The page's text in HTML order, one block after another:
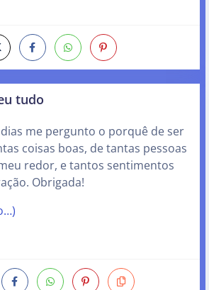
tudo
me pergunto o porquê de ser
coisas boas, de tantas pessoas
redor, e tantos sentimentos
Obrigada!